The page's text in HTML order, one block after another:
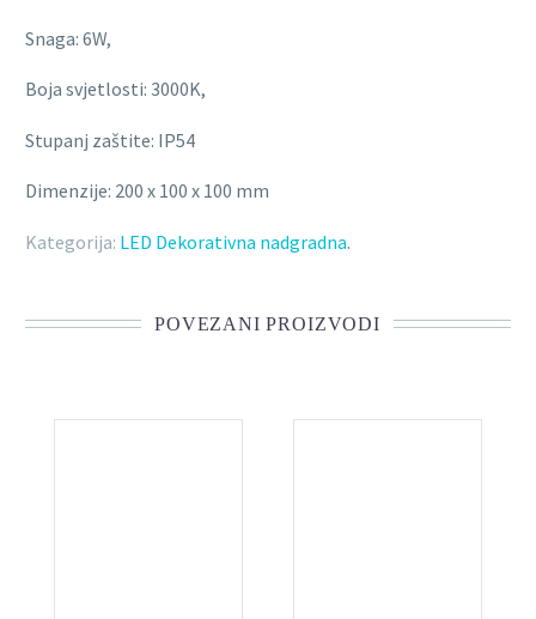
Snaga: 6W,
Boja svjetlosti: 3000K,
Stupanj zaštite: IP54
Dimenzije: 200 x 100 x 100 mm
Kategorija: LED Dekorativna nadgradna.
POVEZANI PROIZVODI